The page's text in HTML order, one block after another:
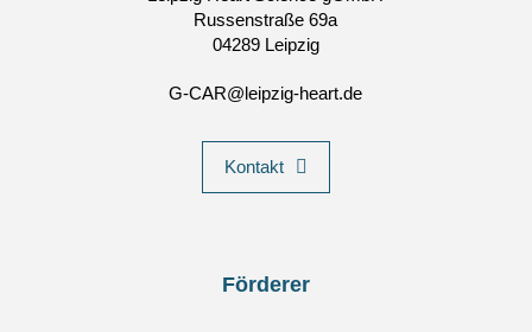
Russenstraße 69a
04289 Leipzig
G-CAR@leipzig-heart.de
Kontakt
Förderer